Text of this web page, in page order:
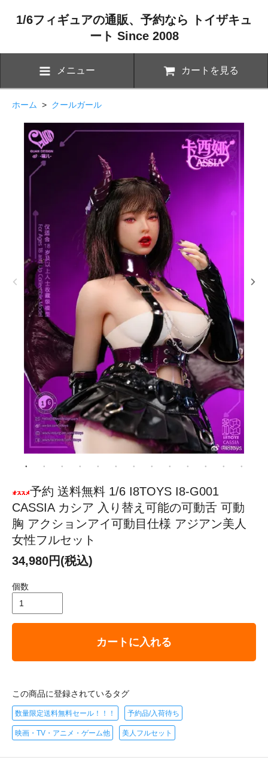
1/6フィギュアの通販、予約なら トイザキュ
ート Since 2008
メニュー カートを見る
ホーム > クールガール
予約 送料無料 1/6 I8TOYS I8-G001
CASSIA カシア 入り替え可能の可動舌 可動
胸 アクションアイ可動目仕様 アジアン美人
女性フルセット
34,980円(税込)
個数
カートに入れる
この商品に登録されているタグ
数量限定送料無料セール！！！ 予約品/入荷待ち
映画・TV・アニメ・ゲーム他 美人フルセット